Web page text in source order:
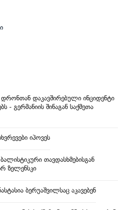
დაკავშირებული ინციდენტი
- გერმანიის შინაგან საქმეთა
იპოვეს
თავდასხმებისგან
ზელენსკი
ბერუაშვილსაც აკავებენ